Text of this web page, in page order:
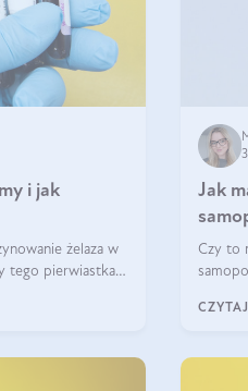
i jak
żelaza w
tego pierwiastka.
Jak
Czy to
CZYTAJ